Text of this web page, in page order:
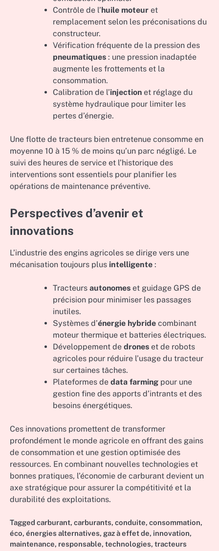
Contrôle de l’huile moteur et
remplacement selon les préconisations du
constructeur.
Vérification fréquente de la pression des
pneumatiques : une pression inadaptée
augmente les frottements et la
consommation.
Calibration de l’injection et réglage du
système hydraulique pour limiter les
pertes d’énergie.
Une flotte de tracteurs bien entretenue consomme en
moyenne 10 à 15 % de moins qu’un parc négligé. Le
suivi des heures de service et l’historique des
interventions sont essentiels pour planifier les
opérations de maintenance préventive.
Perspectives d’avenir et
innovations
L’industrie des engins agricoles se dirige vers une
mécanisation toujours plus intelligente :
Tracteurs autonomes et guidage GPS de
précision pour minimiser les passages
inutiles.
Systèmes d’énergie hybride combinant
moteur thermique et batteries électriques.
Développement de drones et de robots
agricoles pour réduire l’usage du tracteur
sur certaines tâches.
Plateformes de data farming pour une
gestion fine des apports d’intrants et des
besoins énergétiques.
Ces innovations promettent de transformer
profondément le monde agricole en offrant des gains
de consommation et une gestion optimisée des
ressources. En combinant nouvelles technologies et
bonnes pratiques, l’économie de carburant devient un
axe stratégique pour assurer la compétitivité et la
durabilité des exploitations.
Tagged carburant, carburants, conduite, consommation,
éco, énergies alternatives, gaz à effet de, innovation,
maintenance, responsable, technologies, tracteurs